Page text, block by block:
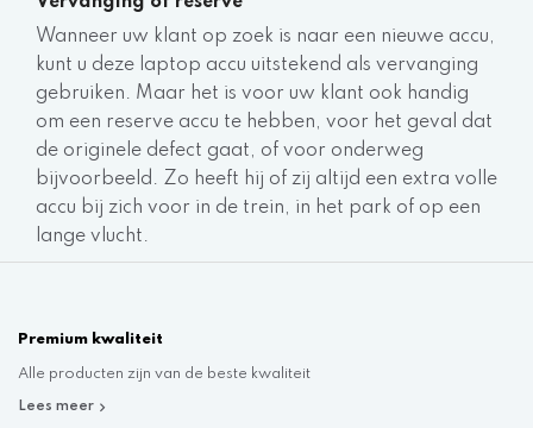
Wanneer uw klant op zoek is naar een nieuwe accu,
kunt u deze laptop accu uitstekend als vervanging
gebruiken. Maar het is voor uw klant ook handig
om een reserve accu te hebben, voor het geval dat
de originele defect gaat, of voor onderweg
bijvoorbeeld. Zo heeft hij of zij altijd een extra volle
accu bij zich voor in de trein, in het park of op een
lange vlucht.
Premium kwaliteit
Alle producten zijn van de beste kwaliteit
Lees meer